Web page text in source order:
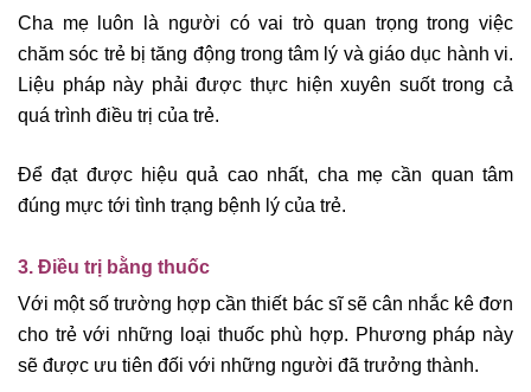
Cha mẹ luôn là người có vai trò quan trọng trong việc
chăm sóc trẻ bị tăng động trong tâm lý và giáo dục hành vi.
Liệu pháp này phải được thực hiện xuyên suốt trong cả
quá trình điều trị của trẻ.
Để đạt được hiệu quả cao nhất, cha mẹ cần quan tâm
đúng mực tới tình trạng bệnh lý của trẻ.
3. Điều trị bằng thuốc
Với một số trường hợp cần thiết bác sĩ sẽ cân nhắc kê đơn
cho trẻ với những loại thuốc phù hợp. Phương pháp này
sẽ được ưu tiên đối với những người đã trưởng thành.